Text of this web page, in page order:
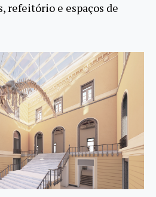
refeitório e espaços de